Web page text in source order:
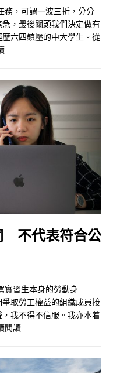
務，可謂一波三折，分分
，最後關頭我們決定做有
六四鎮壓的中大學生。從
不代表符合公
實習生本身的勞動身
取勞工權益的組織成員接
我不得不信服。我亦本着
閱讀